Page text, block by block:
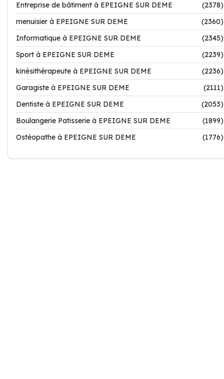
Entreprise de bâtiment à EPEIGNE SUR DEME
(2378)
menuisier à EPEIGNE SUR DEME
(2360)
Informatique à EPEIGNE SUR DEME
(2345)
Sport à EPEIGNE SUR DEME
(2239)
kinésithérapeute à EPEIGNE SUR DEME
(2236)
Garagiste à EPEIGNE SUR DEME
(2111)
Dentiste à EPEIGNE SUR DEME
(2053)
Boulangerie Patisserie à EPEIGNE SUR DEME
(1899)
Ostéopathe à EPEIGNE SUR DEME
(1776)